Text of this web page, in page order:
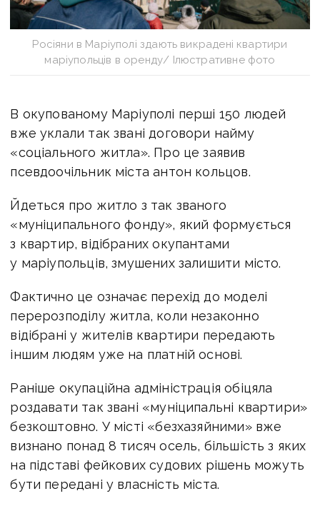
Росіяни в Маріуполі здають викрадені квартири
маріупольців в оренду/ Ілюстративне фото
В окупованому Маріуполі перші 150 людей
вже уклали так звані договори найму
«соціального житла». Про це заявив
псевдоочільник міста антон кольцов.
Йдеться про житло з так званого
«муніципального фонду», який формується
з квартир, відібраних окупантами
у маріупольців, змушених залишити місто.
Фактично це означає перехід до моделі
перерозподілу житла, коли незаконно
відібрані у жителів квартири передають
іншим людям уже на платній основі.
Раніше окупаційна адміністрація обіцяла
роздавати так звані «муніципальні квартири»
безкоштовно. У місті «безхазяйними» вже
визнано понад 8 тисяч осель, більшість з яких
на підставі фейкових судових рішень можуть
бути передані у власність міста.